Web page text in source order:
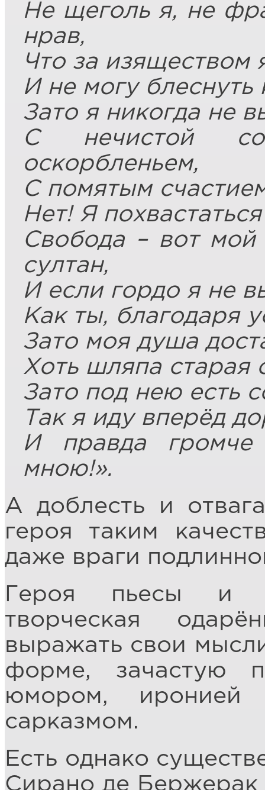
Не щеголь я, не
нрав,
Что за
И не могу
Зато я никогда не
С нечистой
оскорбленьем,
С помятым
Нет! Я
Свобода – вот
султан,
И если гордо я не
Как ты, благодаря
Зато моя душа
Хоть шляпа старая
Зато под нею есть
Так я иду вперёд
И правда
мною!».
А доблесть и
героя таким
даже враги
Героя пьесы и
творческая
выражать свои
форме, зачастую
юмором, иронией
сарказмом.
Есть однако
Сирано де Бержерак